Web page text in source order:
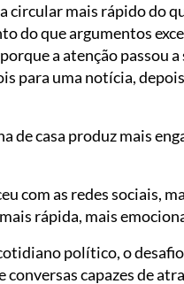
circular mais rápido do
do que argumentos
a atenção passou
para uma notícia,
de casa produz mais
com as redes sociais,
rápida, mais
político, o
capazes de